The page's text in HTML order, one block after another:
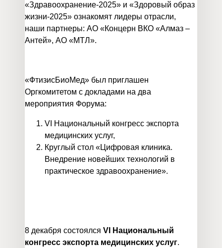
«Здравоохранение-2025» и «Здоровый образ
жизни-2025» ознакомят лидеры отрасли,
наши партнеры: АО «Концерн ВКО «Алмаз –
Антей», АО «МТЛ».
«ФтизисБиоМед» был приглашен
Оргкомитетом с докладами на два
мероприятия Форума:
VI Национальный конгресс экспорта
медицинских услуг,
Круглый стол «Цифровая клиника.
Внедрение новейших технологий в
практическое здравоохранение».
8 декабря состоялся VI Национальный
конгресс экспорта медицинских услуг.